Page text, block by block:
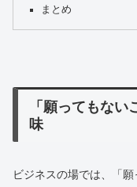
まとめ
「願ってもな
味
ビジネスの場では、「